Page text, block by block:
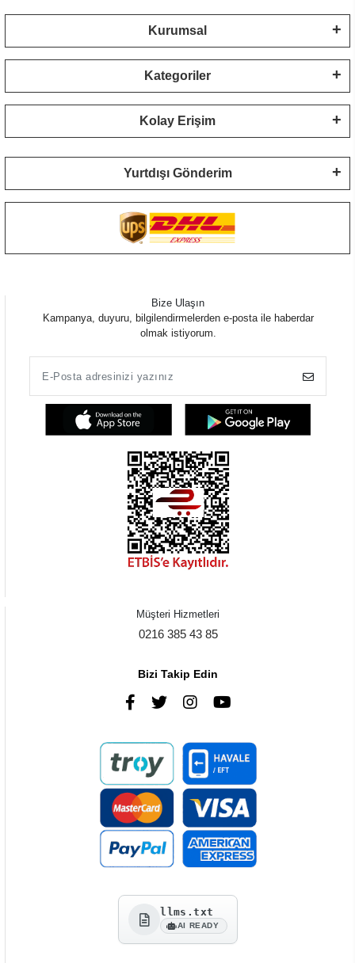
Kurumsal
Kategoriler
Kolay Erişim
Yurtdışı Gönderim
Bize Ulaşın
Kampanya, duyuru, bilgilendirmelerden e-posta ile haberdar
olmak istiyorum.
Müşteri Hizmetleri
0216 385 43 85
Bizi Takip Edin
llms.txt
AI READY